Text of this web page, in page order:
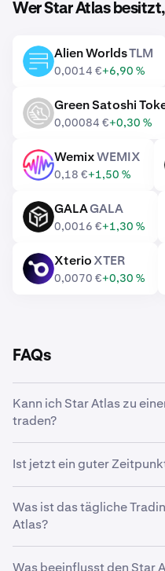
Wer Star Atlas
TLM Alien WorldsTLM
0,0014 €+6,90 %
GST Green Satoshi
0,00084 €+0,30 %
WEMIX WemixWEMIX
0,18 €+1,50 %
GALA GALAGALA
0,0016 €+1,30 %
XTER XterioXTER
0,0070 €+0,30 %
FAQs
Kann ich Star Atlas zu
traden?
Star Atlas automatisch
Preis erreicht wird.
Ist jetzt ein guter
Viele Trader entscheiden
Averaging-Strategie
Käufen kannst du im
unabhängig vom
Was ist das tägliche
Atlas?
Was beeinflusst den Star